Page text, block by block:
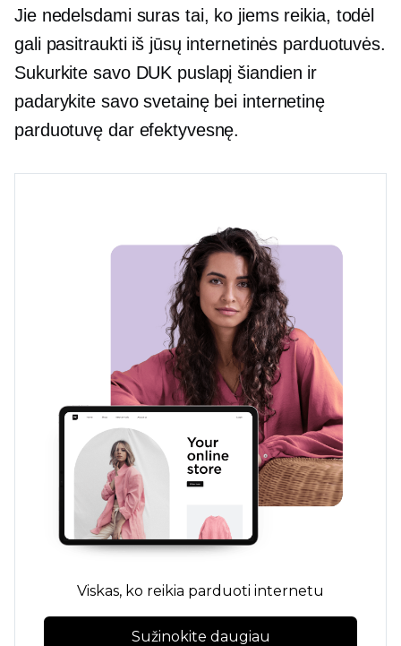
Jie nedelsdami suras tai, ko jiems reikia, todėl
gali pasitraukti iš jūsų internetinės parduotuvės.
Sukurkite savo DUK puslapį šiandien ir
padarykite savo svetainę bei internetinę
parduotuvę dar efektyvesnę.
Viskas, ko reikia parduoti internetu
Sužinokite daugiau